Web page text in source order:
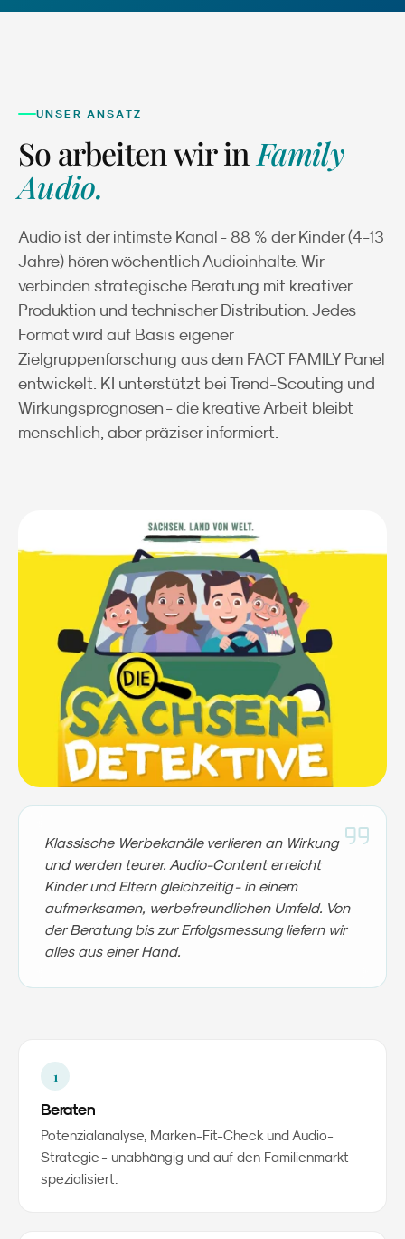
UNSER ANSATZ
So arbeiten wir in Family
Audio.
Audio ist der intimste Kanal - 88 % der Kinder (4-13
Jahre) hören wöchentlich Audioinhalte. Wir
verbinden strategische Beratung mit kreativer
Produktion und technischer Distribution. Jedes
Format wird auf Basis eigener
Zielgruppenforschung aus dem FACT FAMILY Panel
entwickelt. KI unterstützt bei Trend-Scouting und
Wirkungsprognosen - die kreative Arbeit bleibt
menschlich, aber präziser informiert.
Klassische Werbekanäle verlieren an Wirkung
und werden teurer. Audio-Content erreicht
Kinder und Eltern gleichzeitig - in einem
aufmerksamen, werbefreundlichen Umfeld. Von
der Beratung bis zur Erfolgsmessung liefern wir
alles aus einer Hand.
1
Beraten
Potenzialanalyse, Marken-Fit-Check und Audio-
Strategie - unabhängig und auf den Familienmarkt
spezialisiert.